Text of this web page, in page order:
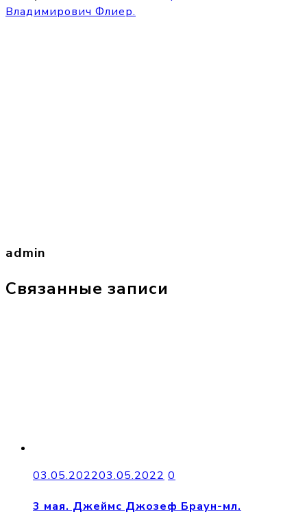
Владимирович Флиер.
admin
Связанные записи
03.05.202203.05.2022 0
3 мая. Джеймс Джозеф Браун-мл.